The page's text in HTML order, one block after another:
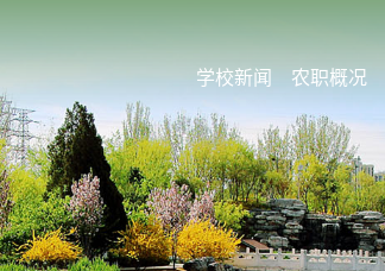
学校新闻 农职概况